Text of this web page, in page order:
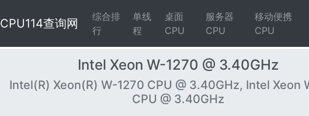
CPU114查询网
综合排
行
单线
程
桌面
CPU
服务器
CPU
移动便携
CPU
Intel Xeon W-1270 @ 3.40GHz
Intel(R) Xeon(R) W-1270 CPU @ 3.40GHz, Intel Xeon
CPU @ 3.40GHz